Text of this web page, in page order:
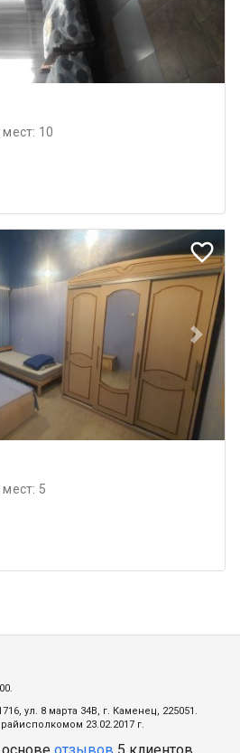
10
favorite_border
Next
5
ул. 8 марта 34В, г. Каменец, 225051.
23.02.2017 г.
отзывов 5 клиентов